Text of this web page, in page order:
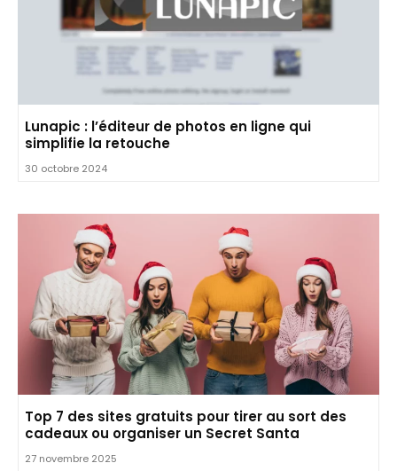
Lunapic : l’éditeur de photos en ligne qui
simplifie la retouche
30 octobre 2024
Top 7 des sites gratuits pour tirer au sort des
cadeaux ou organiser un Secret Santa
27 novembre 2025